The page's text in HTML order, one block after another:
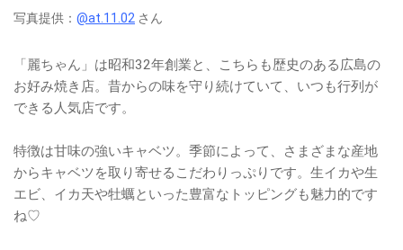
写真提供： @at.11.02 さん
「麗ちゃん」は昭和32年創業と、こちらも歴史のある広島の
お好み焼き店。昔からの味を守り続けていて、いつも行列が
できる人気店です。
特徴は甘味の強いキャベツ。季節によって、さまざまな産地
からキャベツを取り寄せるこだわりっぷりです。生イカや生
エビ、イカ天や牡蠣といった豊富なトッピングも魅力的です
ね♡